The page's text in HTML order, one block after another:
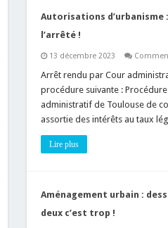
Autorisations
l’arrêté !
13 décembre 2023
Arrêt rendu par Cour
procédure suivante :
administratif de Toulouse de
assortie des intérêts au taux
Lire plus
Aménagement urbain :
deux c’est trop !